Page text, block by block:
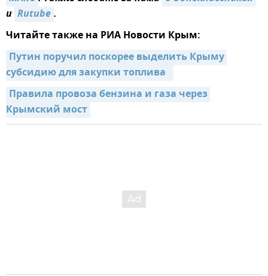
и Rutube.
Читайте также на РИА Новости Крым:
Путин поручил поскорее выделить Крыму
субсидию для закупки топлива
Правила провоза бензина и газа через
Крымский мост